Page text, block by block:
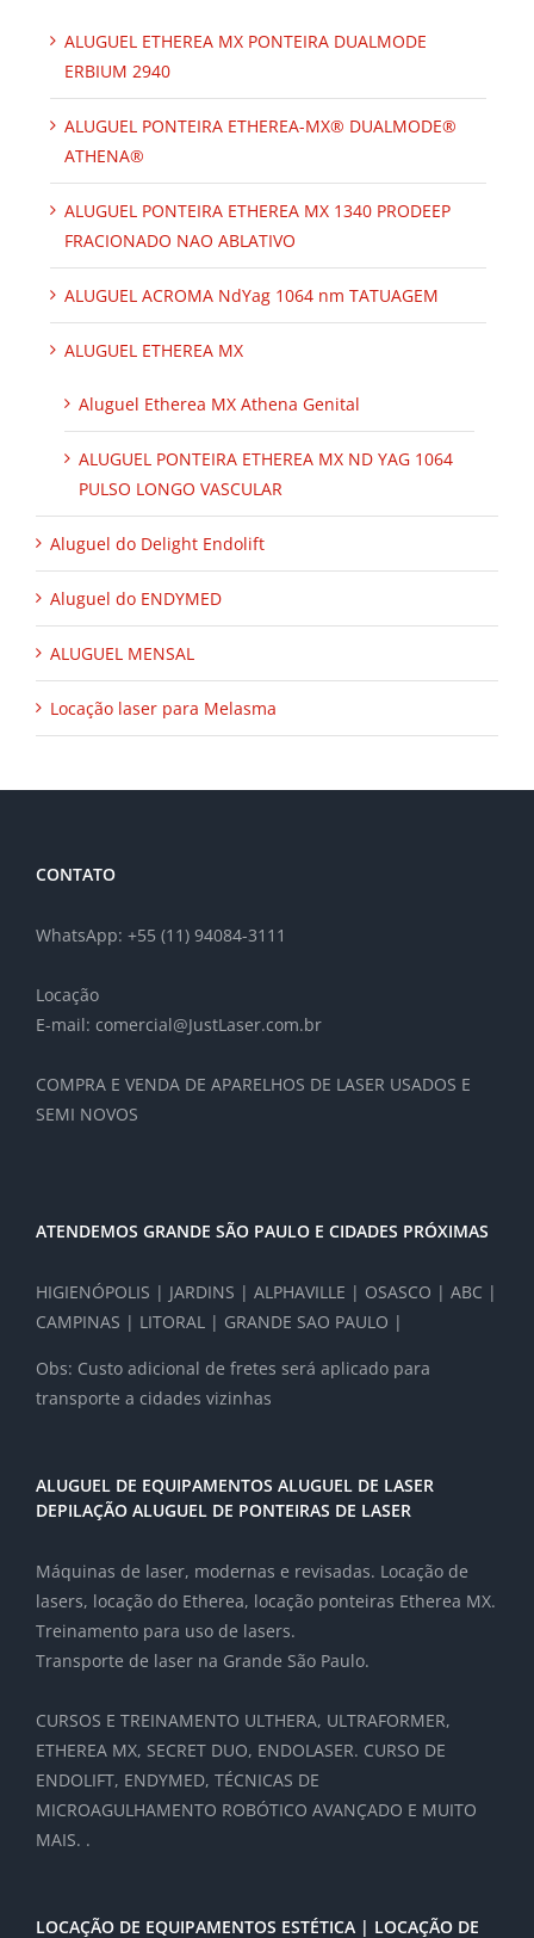
ALUGUEL ETHEREA MX PONTEIRA DUALMODE
ERBIUM 2940
ALUGUEL PONTEIRA ETHEREA-MX® DUALMODE®
ATHENA®
ALUGUEL PONTEIRA ETHEREA MX 1340 PRODEEP
FRACIONADO NAO ABLATIVO
ALUGUEL ACROMA NdYag 1064 nm TATUAGEM
ALUGUEL ETHEREA MX
Aluguel Etherea MX Athena Genital
ALUGUEL PONTEIRA ETHEREA MX ND YAG 1064
PULSO LONGO VASCULAR
Aluguel do Delight Endolift
Aluguel do ENDYMED
ALUGUEL MENSAL
Locação laser para Melasma
CONTATO
WhatsApp: +55 (11) 94084-3111
Locação
E-mail: comercial@JustLaser.com.br
COMPRA E VENDA DE APARELHOS DE LASER USADOS E
SEMI NOVOS
ATENDEMOS GRANDE SÃO PAULO E CIDADES PRÓXIMAS
HIGIENÓPOLIS | JARDINS | ALPHAVILLE | OSASCO | ABC |
CAMPINAS | LITORAL | GRANDE SAO PAULO |
Obs: Custo adicional de fretes será aplicado para
transporte a cidades vizinhas
ALUGUEL DE EQUIPAMENTOS ALUGUEL DE LASER
DEPILAÇÃO ALUGUEL DE PONTEIRAS DE LASER
Máquinas de laser, modernas e revisadas. Locação de
lasers, locação do Etherea, locação ponteiras Etherea MX.
Treinamento para uso de lasers.
Transporte de laser na Grande São Paulo.
CURSOS E TREINAMENTO ULTHERA, ULTRAFORMER,
ETHEREA MX, SECRET DUO, ENDOLASER. CURSO DE
ENDOLIFT, ENDYMED, TÉCNICAS DE
MICROAGULHAMENTO ROBÓTICO AVANÇADO E MUITO
MAIS. .
LOCAÇÃO DE EQUIPAMENTOS ESTÉTICA | LOCAÇÃO DE